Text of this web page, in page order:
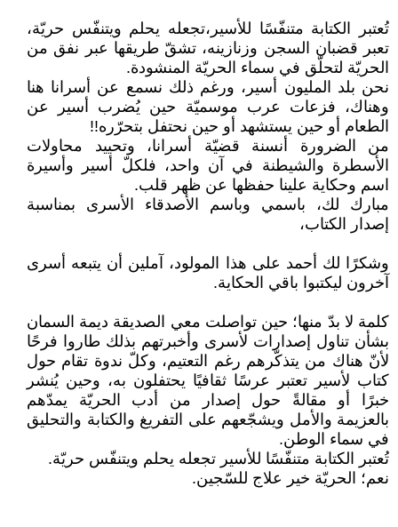
تُعتبر الكتابة متنفّسًا للأسير،تجعله يحلم ويتنفّس حريّة،
تعبر قضبان السجن وزنازينه، تشقّ طريقها عبر نفق من
الحريّة لتحلّق في سماء الحريّة المنشودة.
نحن بلد المليون أسير، ورغم ذلك نسمع عن أسرانا هنا
وهناك، فزعات عرب موسميّة حين يُضرب أسير عن
الطعام أو حين يستشهد أو حين نحتفل بتحرّره!!
من الضرورة أنسنة قضيّة أسرانا، وتحييد محاولات
الأسطرة والشيطنة في آن واحد، فلكلّ أسير وأسيرة
اسم وحكاية علينا حفظها عن ظهر قلب.
مبارك لك، باسمي وباسم الأصدقاء الأسرى بمناسبة
إصدار الكتاب،
وشكرًا لك أحمد على هذا المولود، آملين أن يتبعه أسرى
آخرون ليكتبوا باقي الحكاية.
كلمة لا بدّ منها؛ حين تواصلت معي الصديقة ديمة السمان
بشأن تناول إصدارات لأسرى وأخبرتهم بذلك طاروا فرحًا
لأنّ هناك من يتذكّرهم رغم التعتيم، وكلّ ندوة تقام حول
كتاب لأسير تعتبر عرسًا ثقافيًا يحتفلون به، وحين يُنشر
خبرًا أو مقالةً حول إصدار من أدب الحريّة يمدّهم
بالعزيمة والأمل ويشجّعهم على التفريغ والكتابة والتحليق
في سماء الوطن.
تُعتبر الكتابة متنفّسًا للأسير تجعله يحلم ويتنفّس حريّة.
نعم؛ الحريّة خير علاج للسّجين.